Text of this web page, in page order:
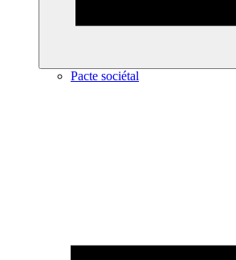
Pacte sociétal